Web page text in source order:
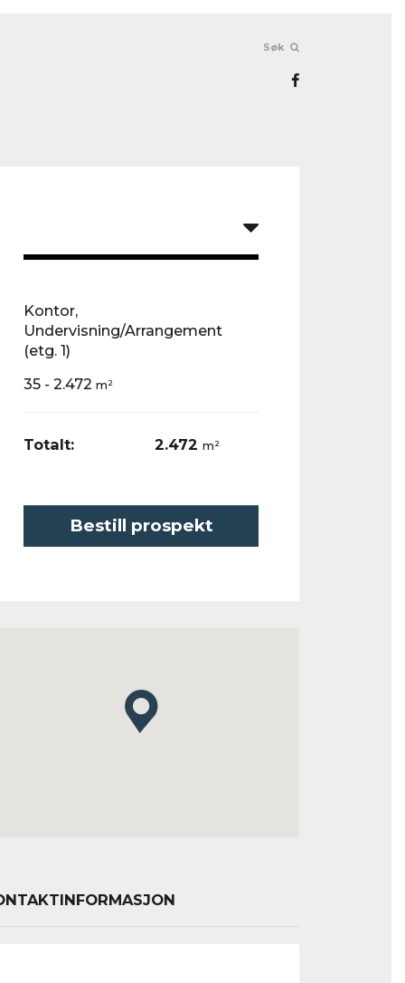
Søk
Kontor,
Undervisning/Arrangement
(etg. 1)
35 - 2.472 m²
Totalt: 2.472 m²
Bestill prospekt